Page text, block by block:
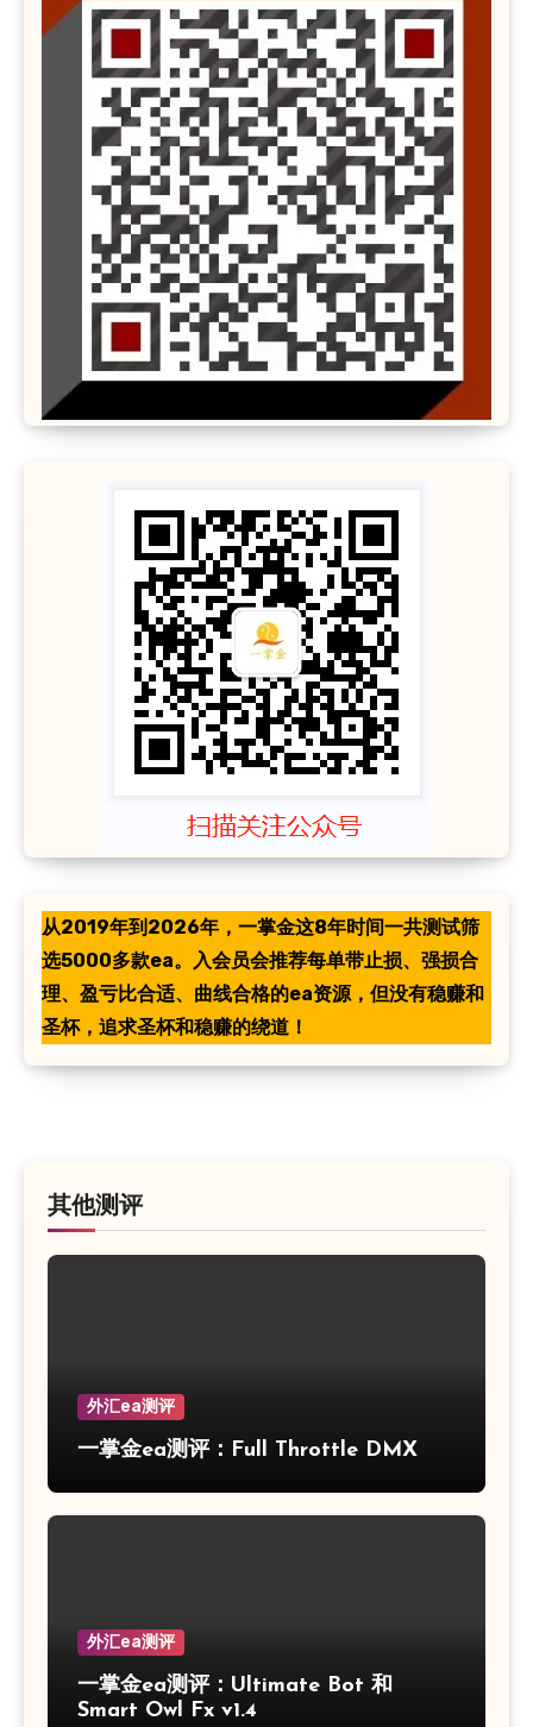
从2019年到2026年，一掌金这8年时间一共测试筛
选5000多款ea。入会员会推荐每单带止损、强损合
理、盈亏比合适、曲线合格的ea资源，但没有稳赚和
圣杯，追求圣杯和稳赚的绕道！
其他测评
外汇ea测评
一掌金ea测评：Full Throttle DMX
外汇ea测评
一掌金ea测评：Ultimate Bot 和
Smart Owl Fx v1.4